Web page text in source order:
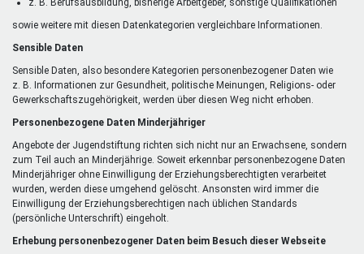
sowie weitere mit diesen Datenkategorien vergleichbare Informationen.
Sensible Daten
Sensible Daten, also besondere Kategorien personenbezogener Daten wie
z. B. Informationen zur Gesundheit, politische Meinungen, Religions- oder
Gewerkschaftszugehörigkeit, werden über diesen Weg nicht erhoben.
Personenbezogene Daten Minderjähriger
Angebote der Jugendstiftung richten sich nicht nur an Erwachsene, sondern
zum Teil auch an Minderjährige. Soweit erkennbar personenbezogene Daten
Minderjähriger ohne Einwilligung der Erziehungsberechtigten verarbeitet
wurden, werden diese umgehend gelöscht. Ansonsten wird immer die
Einwilligung der Erziehungsberechtigen nach üblichen Standards
(persönliche Unterschrift) eingeholt.
Erhebung personenbezogener Daten beim Besuch dieser Webseite